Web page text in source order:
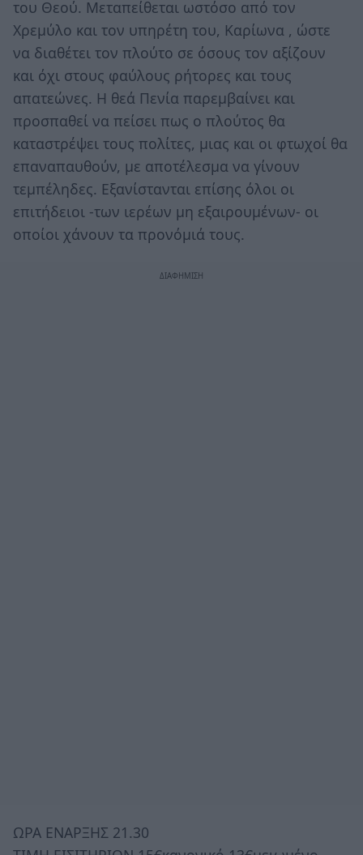
του Θεού. Μεταπείθεται ωστόσο από τον
Χρεμύλο και τον υπηρέτη του, Καρίωνα , ώστε
να διαθέτει τον πλούτο σε όσους τον αξίζουν
και όχι στους φαύλους ρήτορες και τους
απατεώνες. Η θεά Πενία παρεμβαίνει και
προσπαθεί να πείσει πως ο πλούτος θα
καταστρέψει τους πολίτες, μιας και οι φτωχοί θα
επαναπαυθούν, με αποτέλεσμα να γίνουν
τεμπέληδες. Εξανίστανται επίσης όλοι οι
επιτήδειοι -των ιερέων μη εξαιρουμένων- οι
οποίοι χάνουν τα προνόμιά τους.
ΩΡΑ ΕΝΑΡΞΗΣ 21.30